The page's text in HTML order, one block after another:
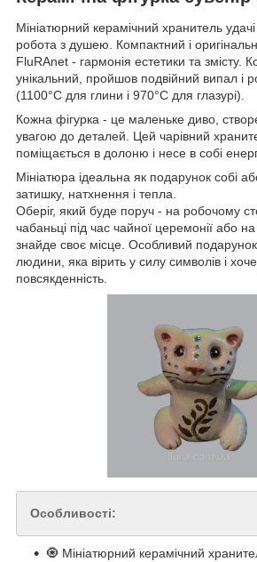
Мініатюрний керамічний хранитель
робота з душею. Компактний і
FluRAnet - гармонія естетики та змісту.
унікальний, пройшов подвійний випал і
(1100°С для глини і 970°С для глазурі).
Кожна фігурка - це маленьке диво,
увагою до деталей. Цей чарівний
поміщається в долоню і несе в собі
Мініатюра ідеальна як подарунок собі
затишку, натхнення і тепла.
Оберіг, який буде поруч - на робочому
чабаньці під час чайної церемонії або
знайде своє місце. Особливий
людини, яка вірить у силу символів і
повсякденність.
Особливості:
🧿 Мініатюрний керамічний